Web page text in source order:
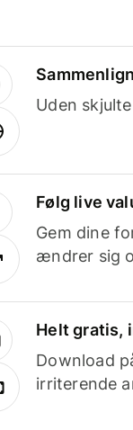
Uden
Følg live
Gem dine
ændrer sig
Helt gratis,
Download
irriterende